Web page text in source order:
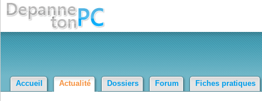
Accueil Actualité Dossiers Forum Fiches pratiques